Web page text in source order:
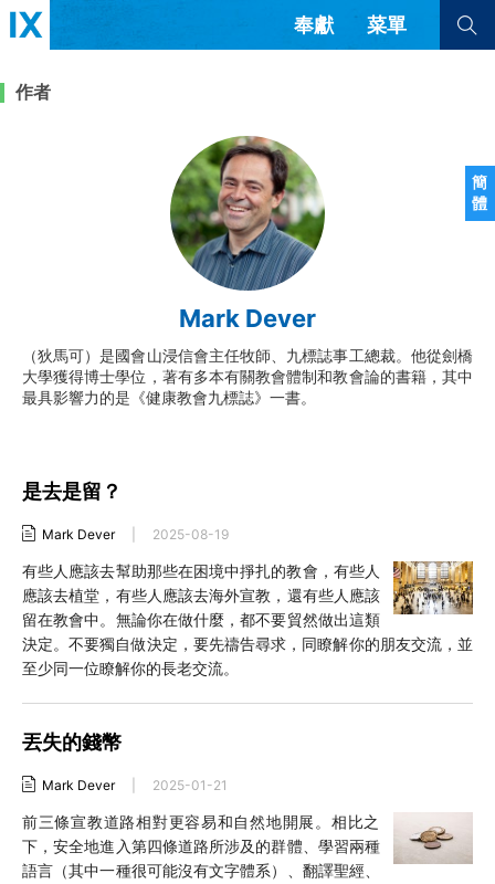
簡
體
奉獻 菜單
書評 訪談
解經式講道與神學
福音傳講與宣教 成員制與教會紀律
團契生活與禱告
查看全部
查看全部
隱私條款
正體中文
西班牙語
葡萄牙語
俄語
烏茲別克語
达里语
波斯語
法語
羅馬尼亞語
阿爾巴尼亞語
作者
Mark Dever
（狄馬可）是國會山浸信會主任牧師、九標誌事工總裁。他從劍橋
大學獲得博士學位，著有多本有關教會體制和教會論的書籍，其中
最具影響力的是《健康教會九標誌》一書。
是去是留？
Mark Dever 2025-08-19
有些人應該去幫助那些在困境中掙扎的教會，有些人
應該去植堂，有些人應該去海外宣教，還有些人應該
留在教會中。無論你在做什麼，都不要貿然做出這類
決定。不要獨自做決定，要先禱告尋求，同瞭解你的朋友交流，並
至少同一位瞭解你的長老交流。
丟失的錢幣
Mark Dever 2025-01-21
前三條宣教道路相對更容易和自然地開展。相比之
下，安全地進入第四條道路所涉及的群體、學習兩種
語言（其中一種很可能沒有文字體系）、翻譯聖經、